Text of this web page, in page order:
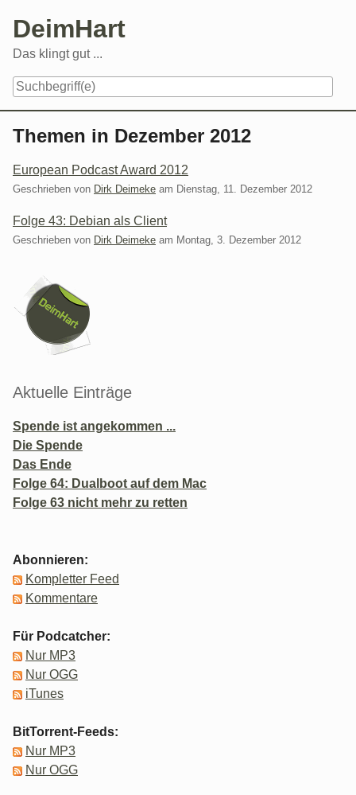
content
DeimHart
Das klingt gut ...
Themen in Dezember 2012
European Podcast Award 2012
Geschrieben von Dirk Deimeke am Dienstag, 11. Dezember 2012
Folge 43: Debian als Client
Geschrieben von Dirk Deimeke am Montag, 3. Dezember 2012
Seitenleiste
Aktuelle Einträge
Spende ist angekommen ...
Die Spende
Das Ende
Folge 64: Dualboot auf dem Mac
Folge 63 nicht mehr zu retten
Abonnieren:
Kompletter Feed
Kommentare
Für Podcatcher:
Nur MP3
Nur OGG
iTunes
BitTorrent-Feeds:
Nur MP3
Nur OGG